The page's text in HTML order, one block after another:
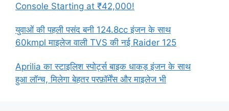
Console Starting at ₹42,000!
युवाओं की पहली पसंद बनी 124.8cc इंजन के साथ
60kmpl माइलेज वाली TVS की नई Raider 125
Aprilia का स्टाइलिश स्पोर्ट्स बाइक धाकड़ इंजन के साथ
हुआ लॉन्च, मिलेगा बेहतर परफ़ॉर्मेंस और माइलेज भी